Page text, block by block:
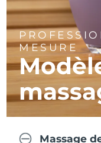
MESURE
Massage